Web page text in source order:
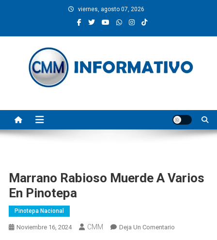
viernes, agosto 07, 2026
Marrano Rabioso Muerde A Varios
En Pinotepa
Pinotepa Nacional
Noviembre 16, 2024 CMM Deja Un ComentarioEn